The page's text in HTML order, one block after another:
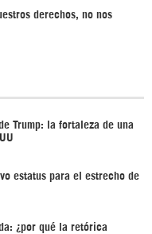
derechos, no nos
Trump: la fortaleza de una
estatus para el estrecho de
¿por qué la retórica